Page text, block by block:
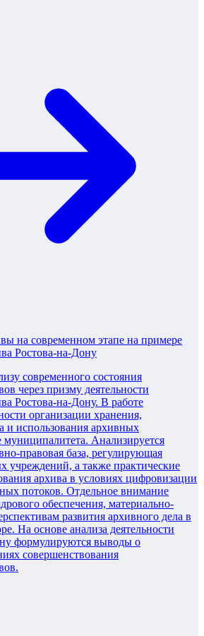
на современном этапе на примере
Ростова-на-Дону
современного состояния
через призму деятельности
Ростова-на-Дону. В работе
организации хранения,
и использования архивных
муниципалитета. Анализируется
правовая база, регулирующая
учреждений, а также практические
архива в условиях цифровизации
потоков. Отдельное внимание
обеспечения, материально-
развития архивного дела в
На основе анализа деятельности
формулируются выводы о
совершенствования